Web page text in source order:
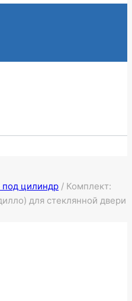
под цилиндр / Комплект:
для стеклянной двери